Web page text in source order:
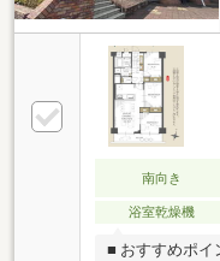
南向き
浴室乾燥機
■ おすすめポイ